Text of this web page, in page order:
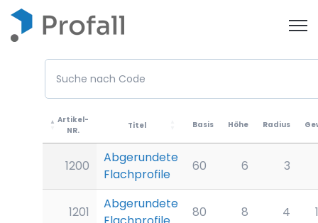
Artikel-
NR.
Titel Basis Höhe Radius
1200
Abgerundete
Flachprofile
60 6 3
1201
Abgerundete
80 8 4